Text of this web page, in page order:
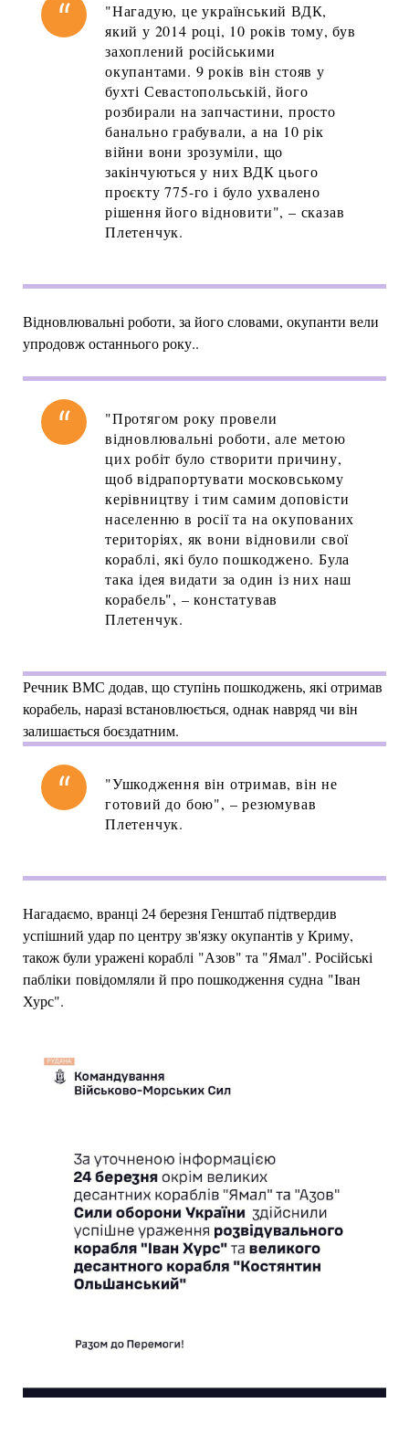
"Нагадую, це український ВДК,
який у 2014 році, 10 років тому, був
захоплений російськими
окупантами. 9 років він стояв у
бухті Севастопольській, його
розбирали на запчастини, просто
банально грабували, а на 10 рік
війни вони зрозуміли, що
закінчуються у них ВДК цього
проєкту 775-го і було ухвалено
рішення його відновити", – сказав
Плетенчук.
Відновлювальні роботи, за його словами, окупанти вели
упродовж останнього року..
"Протягом року провели
відновлювальні роботи, але метою
цих робіт було створити причину,
щоб відрапортувати московському
керівництву і тим самим доповісти
населенню в росії та на окупованих
територіях, як вони відновили свої
кораблі, які було пошкоджено. Була
така ідея видати за один із них наш
корабель", – констатував
Плетенчук.
Речник ВМС додав, що ступінь пошкоджень, які отримав
корабель, наразі встановлюється, однак навряд чи він
залишається боєздатним.
"Ушкодження він отримав, він не
готовий до бою", – резюмував
Плетенчук.
Нагадаємо, вранці 24 березня Генштаб підтвердив
успішний удар по центру зв'язку окупантів у Криму,
також були уражені кораблі "Азов" та "Ямал". Російські
пабліки повідомляли й про пошкодження судна "Іван
Хурс".